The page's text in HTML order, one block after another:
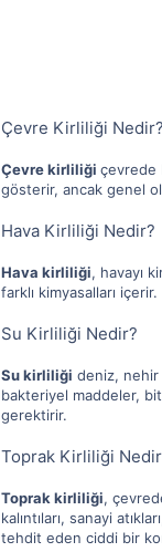
Çevre Kirliliği Nedir?
Çevre kirliliği çevrede
gösterir, ancak genel
Hava Kirliliği Nedir?
Hava kirliliği, havayı
farklı kimyasalları
Su Kirliliği Nedir?
Su kirliliği deniz, nehir
bakteriyel maddeler,
gerektirir.
Toprak Kirliliği
Toprak kirliliği,
kalıntıları, sanayi
tehdit eden ciddi bir